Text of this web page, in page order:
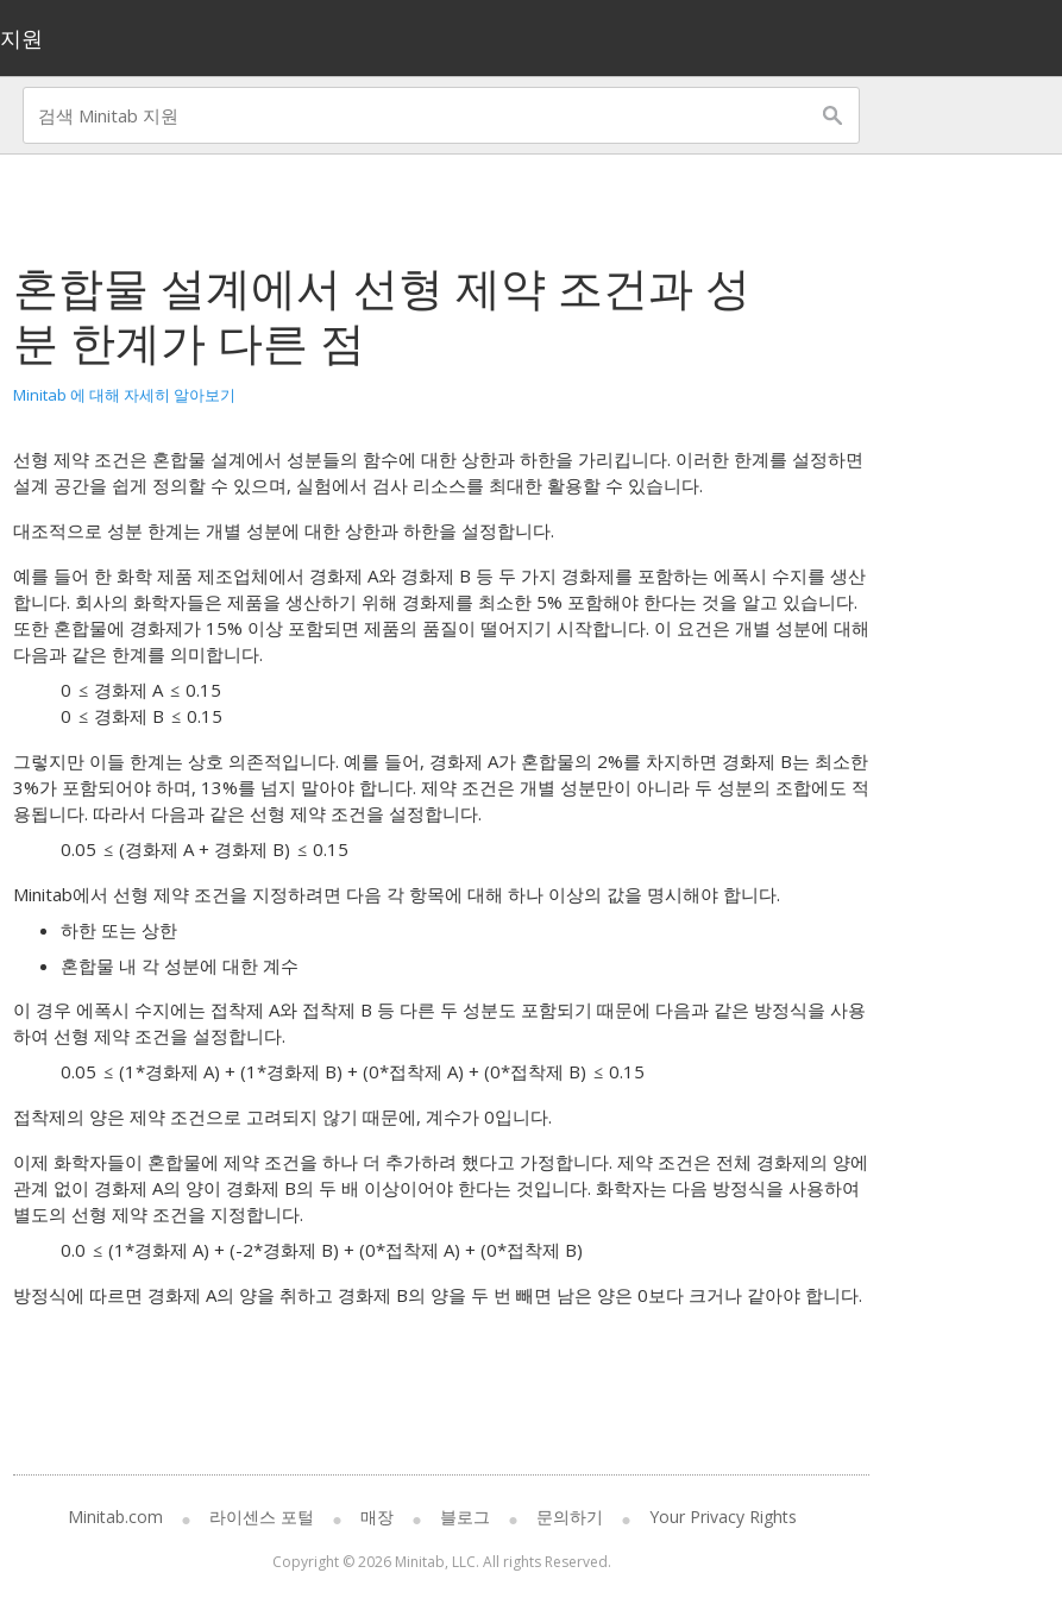
지원
혼합물 설계에서 선형 제약 조건과 성
분 한계가 다른 점
Minitab 에 대해 자세히 알아보기
선형 제약 조건은 혼합물 설계에서 성분들의 함수에 대한 상한과 하한을 가리킵니다. 이러한 한계를 설정하면
설계 공간을 쉽게 정의할 수 있으며, 실험에서 검사 리소스를 최대한 활용할 수 있습니다.
대조적으로 성분 한계는 개별 성분에 대한 상한과 하한을 설정합니다.
예를 들어 한 화학 제품 제조업체에서 경화제 A와 경화제 B 등 두 가지 경화제를 포함하는 에폭시 수지를 생산
합니다. 회사의 화학자들은 제품을 생산하기 위해 경화제를 최소한 5% 포함해야 한다는 것을 알고 있습니다.
또한 혼합물에 경화제가 15% 이상 포함되면 제품의 품질이 떨어지기 시작합니다. 이 요건은 개별 성분에 대해
다음과 같은 한계를 의미합니다.
0
경화제 A
0.15
0
경화제 B
0.15
그렇지만 이들 한계는 상호 의존적입니다. 예를 들어, 경화제 A가 혼합물의 2%를 차지하면 경화제 B는 최소한
3%가 포함되어야 하며, 13%를 넘지 말아야 합니다. 제약 조건은 개별 성분만이 아니라 두 성분의 조합에도 적
용됩니다. 따라서 다음과 같은 선형 제약 조건을 설정합니다.
0.05
(경화제 A + 경화제 B)
0.15
Minitab에서 선형 제약 조건을 지정하려면 다음 각 항목에 대해 하나 이상의 값을 명시해야 합니다.
하한 또는 상한
혼합물 내 각 성분에 대한 계수
이 경우 에폭시 수지에는 접착제 A와 접착제 B 등 다른 두 성분도 포함되기 때문에 다음과 같은 방정식을 사용
하여 선형 제약 조건을 설정합니다.
0.05
(1*경화제 A) + (1*경화제 B) + (0*접착제 A) + (0*접착제 B)
0.15
접착제의 양은 제약 조건으로 고려되지 않기 때문에, 계수가 0입니다.
이제 화학자들이 혼합물에 제약 조건을 하나 더 추가하려 했다고 가정합니다. 제약 조건은 전체 경화제의 양에
관계 없이 경화제 A의 양이 경화제 B의 두 배 이상이어야 한다는 것입니다. 화학자는 다음 방정식을 사용하여
별도의 선형 제약 조건을 지정합니다.
0.0
(1*경화제 A) + (-2*경화제 B) + (0*접착제 A) + (0*접착제 B)
방정식에 따르면 경화제 A의 양을 취하고 경화제 B의 양을 두 번 빼면 남은 양은 0보다 크거나 같아야 합니다.
Minitab.com 라이센스 포털 매장 블로그 문의하기 Your Privacy Rights
Copyright © 2026 Minitab, LLC. All rights Reserved.